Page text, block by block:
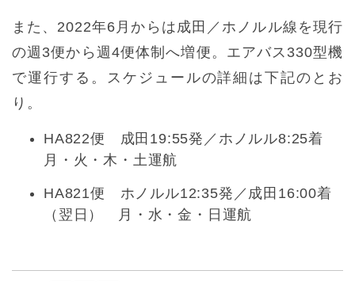
また、2022年6月からは成田／ホノルル線を現行
の週3便から週4便体制へ増便。エアバス330型機
で運行する。スケジュールの詳細は下記のとお
り。
HA822便 成田19:55発／ホノルル8:25着
月・火・木・土運航
HA821便 ホノルル12:35発／成田16:00着
（翌日） 月・水・金・日運航